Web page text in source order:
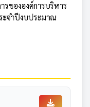
ขององค์การบริหาร
ะจำปีงบประมาณ